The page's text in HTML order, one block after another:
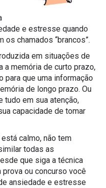
e estresse quando
chamados “brancos”.
em situações de
memória de curto prazo,
para que uma informação
de longo prazo. Ou
tudo em sua atenção,
capacidade de tomar
calmo, não tem
todas as
que siga a técnica
prova ou concurso você
ansiedade e estresse